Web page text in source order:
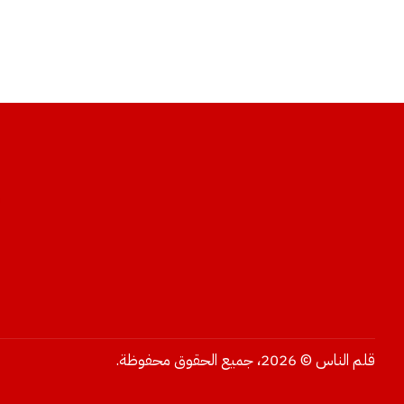
قلم الناس © 2026، جميع الحقوق محفوظة.